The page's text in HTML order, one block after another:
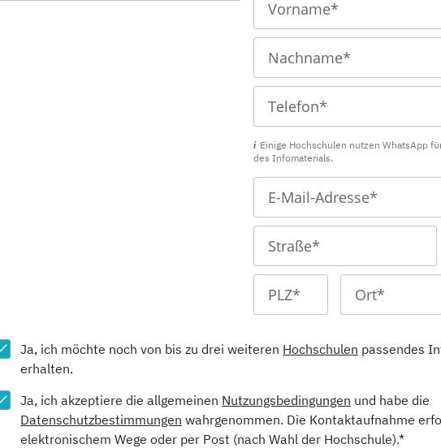
Einige Hochschulen nutzen WhatsApp
des Infomaterials.
Ja, ich möchte noch von bis zu drei weiteren Hochschulen passendes
erhalten.
Ja, ich akzeptiere die allgemeinen Nutzungsbedingungen und habe die
Datenschutzbestimmungen wahrgenommen. Die Kontaktaufnahme
elektronischem Wege oder per Post (nach Wahl der Hochschule).*